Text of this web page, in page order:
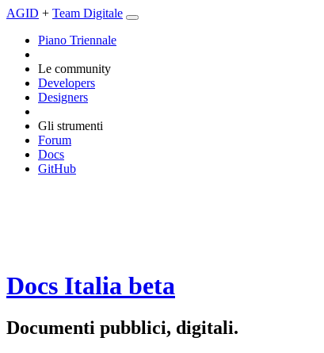
AGID + Team Digitale
Piano Triennale
Le community
Developers
Designers
Gli strumenti
Forum
Docs
GitHub
Docs Italia beta
Documenti pubblici, digitali.